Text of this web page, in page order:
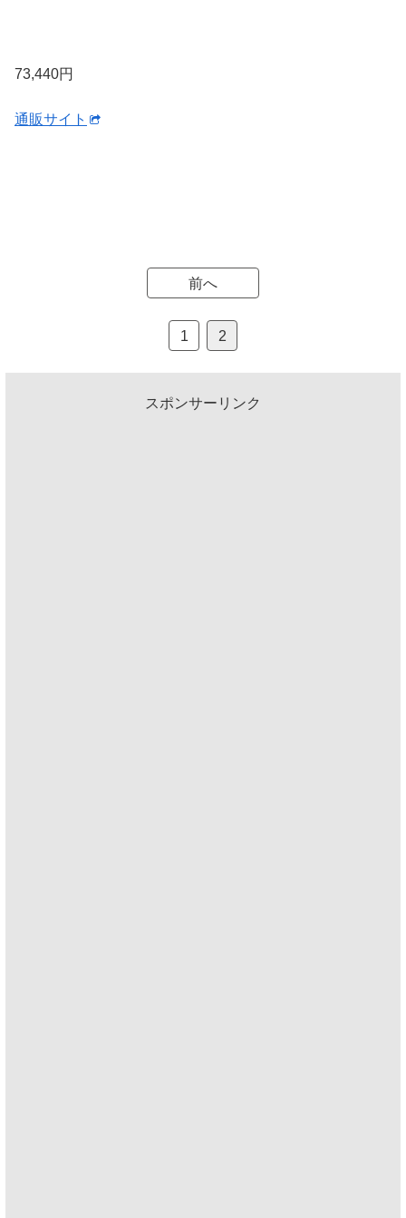
73,440円
通販サイト
前へ
1 2
スポンサーリンク